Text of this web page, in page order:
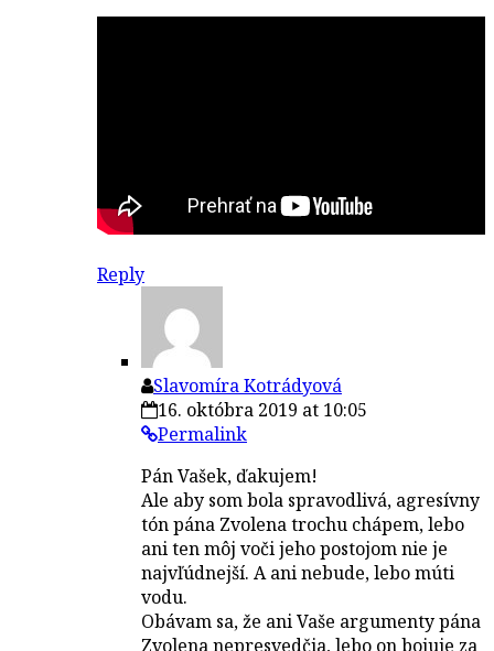
Reply
Slavomíra Kotrádyová
16. októbra 2019 at 10:05
Permalink
Pán Vašek, ďakujem!
Ale aby som bola spravodlivá, agresívny
tón pána Zvolena trochu chápem, lebo
ani ten môj voči jeho postojom nie je
najvľúdnejší. A ani nebude, lebo múti
vodu.
Obávam sa, že ani Vaše argumenty pána
Zvolena nepresvedčia, lebo on bojuje za